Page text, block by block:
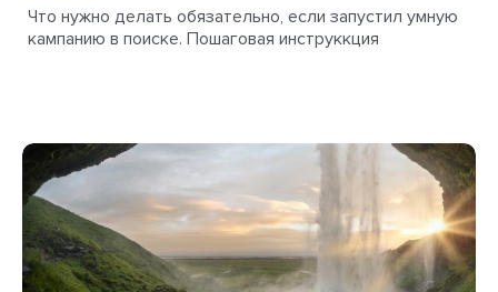
Что нужно делать обязательно, если запустил умную
кампанию в поиске. Пошаговая инструккция